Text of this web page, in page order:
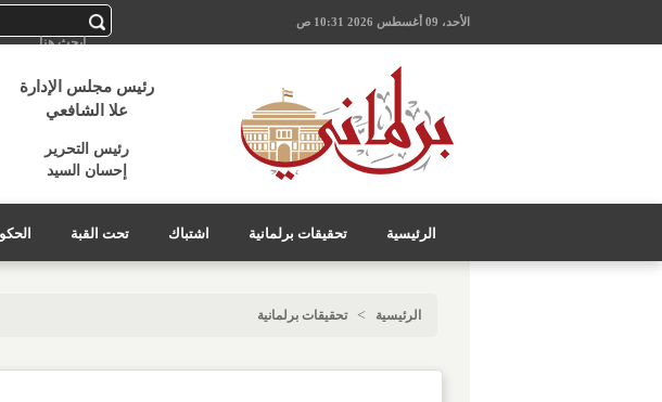
الأحد، 09 أغسطس 2026 10:31 ص
رئيس مجلس الإدارة
علا الشافعي
رئيس التحرير
إحسان السيد
الرئيسية تحقيقات برلمانية اشتباك تحت القبة
الرئيسية > تحقيقات برلمانية